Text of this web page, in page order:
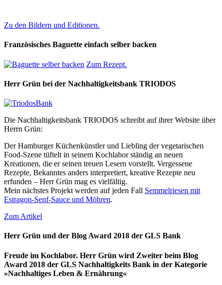
Zu den Bildern und Editionen.
Französisches Baguette einfach selber backen
Zum Rezept.
Herr Grün bei der Nachhaltigkeitsbank TRIODOS
Die Nachhaltigkeitsbank TRIODOS schreibt auf ihrer Website über
Herrn Grün:
Der Hamburger Küchenkünstler und Liebling der vegetarischen
Food-Szene tüftelt in seinem Kochlabor ständig an neuen
Kreationen, die er seinen treuen Lesern vorstellt. Vergessene
Rezepte, Bekanntes anders interpretiert, kreative Rezepte neu
erfunden – Herr Grün mag es vielfältig.
Mein nächstes Projekt werden auf jeden Fall Semmelriesen mit
Estragon-Senf-Sauce und Möhren.
Zum Artikel
Herr Grün und der Blog Award 2018 der GLS Bank
Freude im Kochlabor. Herr Grün wird Zweiter beim Blog
Award 2018 der GLS Nachhaltigkeits Bank in der Kategorie
»Nachhaltiges Leben & Ernährung«